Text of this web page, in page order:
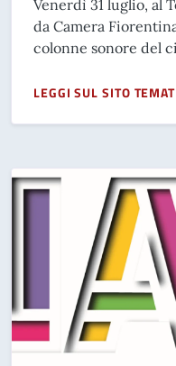
Venerdì 31 luglio, al
da Camera
colonne sonore del
LEGGI SUL SITO
A PROPOSITO DI